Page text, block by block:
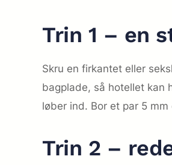
Trin 1 – en
Skru en firkantet eller
bagplade, så hotellet kan
løber ind. Bor et par 5
Trin 2 –